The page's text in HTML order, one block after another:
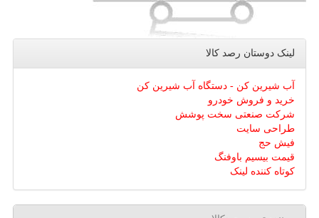
لینک دوستان رصد كالا
آب شیرین کن - دستگاه آب شیرین کن
خرید و فروش خودرو
شرکت صنعتی سخت پوشش
طراحی سایت
فیش حج
قیمت بیسیم باوفنگ
کوتاه کننده لینک